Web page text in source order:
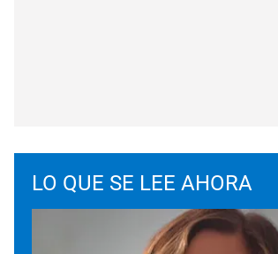
LO QUE SE LEE AHORA